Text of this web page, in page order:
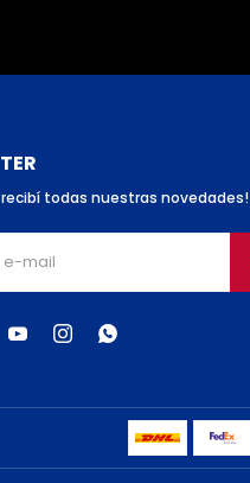
recibí todas nuestras novedades!
  